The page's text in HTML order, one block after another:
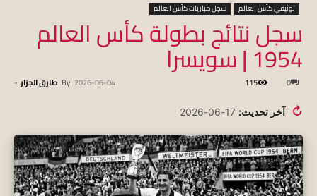
koraapedia
توثيقي كأس العالم سجل مباريات كأس العالم
سجل نتائج بطولة كأس العالم
1954 | سويسرا
By طارق الجزار - 2026-06-04 0
115
↻ آخر تحديث: 17-06-2026